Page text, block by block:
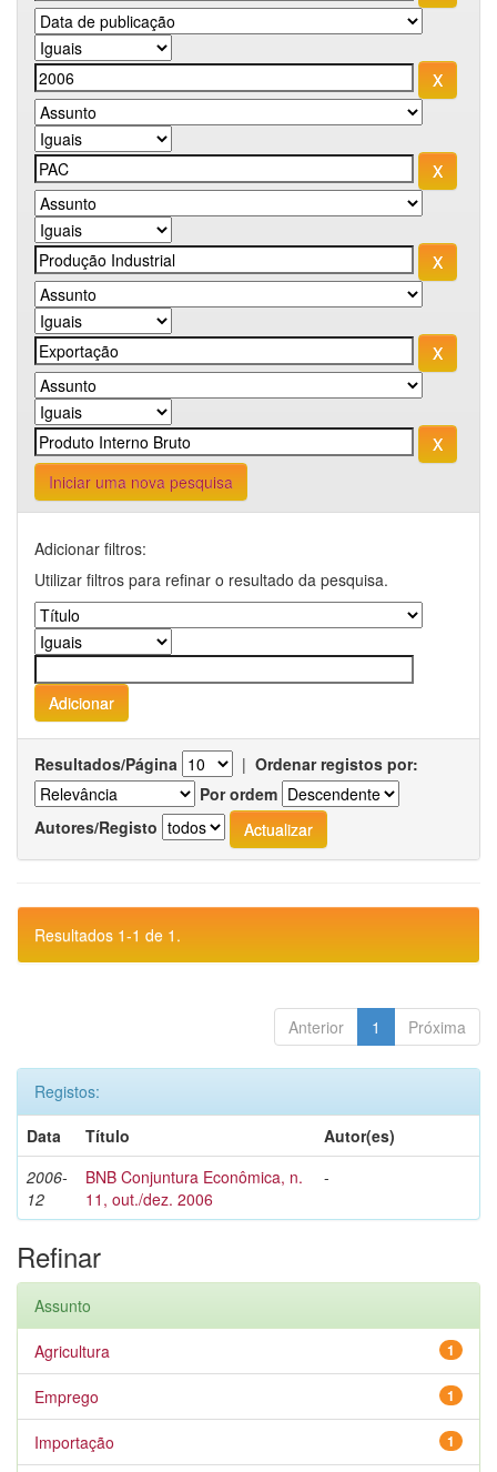
Iniciar uma nova pesquisa
Adicionar filtros:
Utilizar filtros para refinar o resultado da pesquisa.
Resultados/Página | Ordenar registos por:
Por ordem
Autores/Registo
Resultados 1-1 de 1.
Anterior 1 Próxima
Registos:
Data
Título
Autor(es)
2006-
12
BNB Conjuntura Econômica, n.
11, out./dez. 2006
-
Refinar
Assunto
1
Agricultura
1
Emprego
1
Importação